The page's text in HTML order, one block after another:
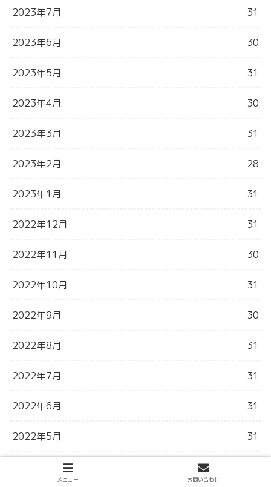
2023年7月 31
2023年6月 30
2023年5月 31
2023年4月 30
2023年3月 31
2023年2月 28
2023年1月 31
2022年12月 31
2022年11月 30
2022年10月 31
2022年9月 30
2022年8月 31
2022年7月 31
2022年6月 31
2022年5月 31
メニュー お問い合わせ